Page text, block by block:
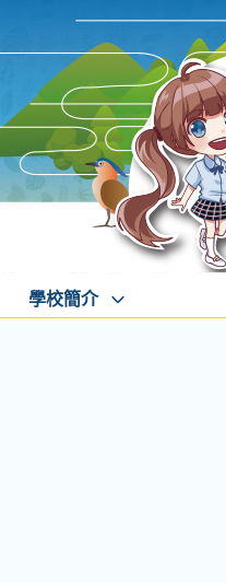
學校簡介